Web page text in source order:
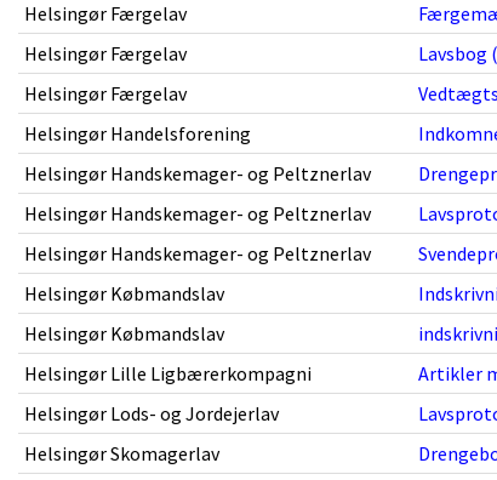
Helsingør Færgelav
Helsingør Færgelav
Lavsbog
Helsingør Færgelav
Helsingør Handelsforening
Helsingør Handskemager- og Peltznerlav
Helsingør Handskemager- og Peltznerlav
Helsingør Handskemager- og Peltznerlav
Helsingør Købmandslav
Helsingør Købmandslav
Helsingør Lille Ligbærerkompagni
Artikler
Helsingør Lods- og Jordejerlav
Helsingør Skomagerlav